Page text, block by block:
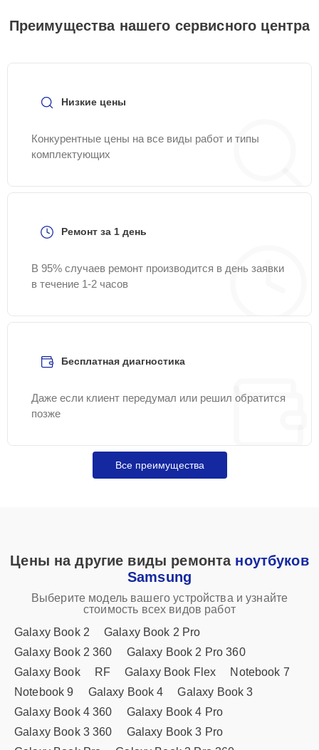
Преимущества нашего сервисного центра
Низкие цены
Конкурентные цены на все виды работ и типы
комплектующих
Ремонт за 1 день
В 95% случаев ремонт производится в день заявки
в течение 1-2 часов
Бесплатная диагностика
Даже если клиент передумал или решил обратится
позже
Все преимущества
Цены на другие виды ремонта ноутбуков
Samsung
Выберите модель вашего устройства и узнайте
стоимость всех видов работ
Galaxy Book 2
Galaxy Book 2 Pro
Galaxy Book 2 360
Galaxy Book 2 Pro 360
Galaxy Book
RF Galaxy Book Flex
Notebook 7
Notebook 9
Galaxy Book 4
Galaxy Book 3
Galaxy Book 4 360
Galaxy Book 4 Pro
Galaxy Book 3 360
Galaxy Book 3 Pro